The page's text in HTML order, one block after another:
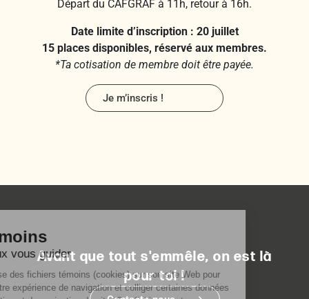
Départ du CAFGRAF à 11h, retour à 16h.
Date limite d’inscription : 20 juillet
15 places disponibles, réservé aux membres.
*Ta cotisation de membre doit être payée.
Je m’inscris !
Avant que tout s'emmêle, on est là
pour toi !